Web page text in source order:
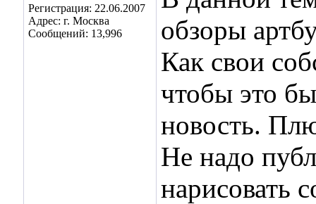
Регистрация: 22.06.2007
Адрес: г. Москва
Сообщений: 13,996
обзоры
Как свои
чтобы это
новость.
Не надо
нарисовать